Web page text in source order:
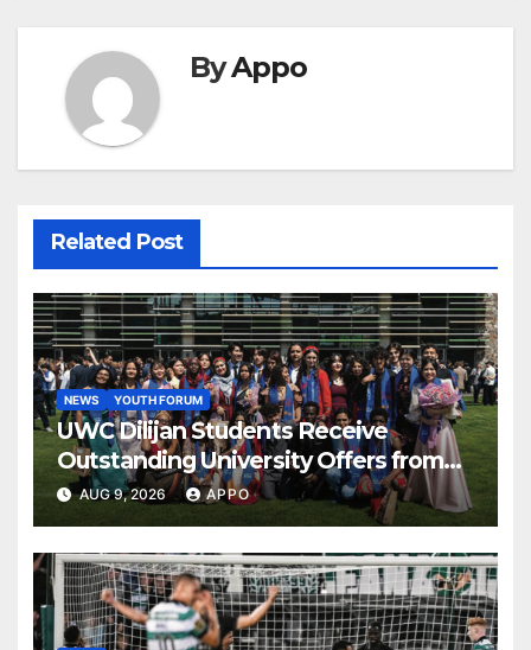
ByAppo
Related Post
NEWS YOUTH FORUM
UWC Dilijan Students Receive
Outstanding University Offers from
the World’s Leading Institutions
AUG 9, 2026 APPO